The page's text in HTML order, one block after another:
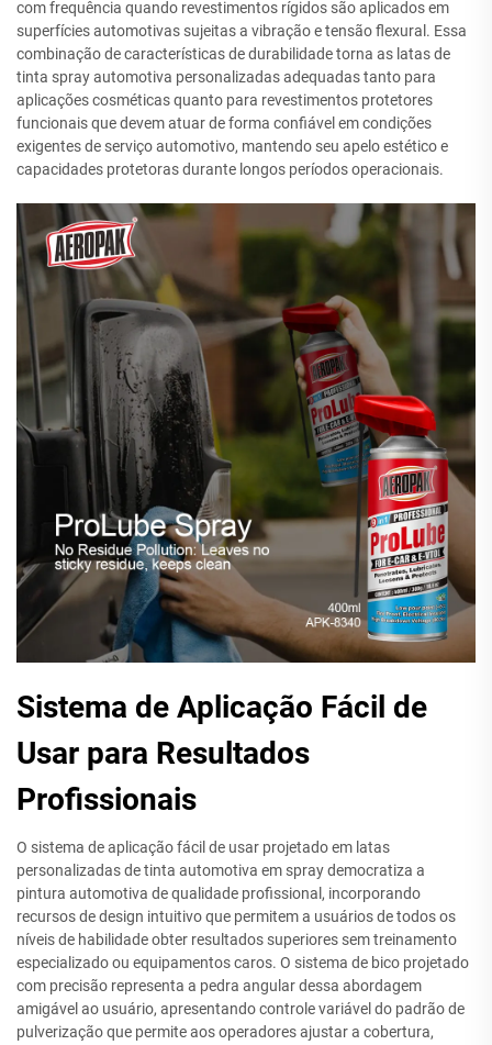
com frequência quando revestimentos rígidos são aplicados em
superfícies automotivas sujeitas a vibração e tensão flexural. Essa
combinação de características de durabilidade torna as latas de
tinta spray automotiva personalizadas adequadas tanto para
aplicações cosméticas quanto para revestimentos protetores
funcionais que devem atuar de forma confiável em condições
exigentes de serviço automotivo, mantendo seu apelo estético e
capacidades protetoras durante longos períodos operacionais.
Sistema de Aplicação Fácil de
Usar para Resultados
Profissionais
O sistema de aplicação fácil de usar projetado em latas
personalizadas de tinta automotiva em spray democratiza a
pintura automotiva de qualidade profissional, incorporando
recursos de design intuitivo que permitem a usuários de todos os
níveis de habilidade obter resultados superiores sem treinamento
especializado ou equipamentos caros. O sistema de bico projetado
com precisão representa a pedra angular dessa abordagem
amigável ao usuário, apresentando controle variável do padrão de
pulverização que permite aos operadores ajustar a cobertura,